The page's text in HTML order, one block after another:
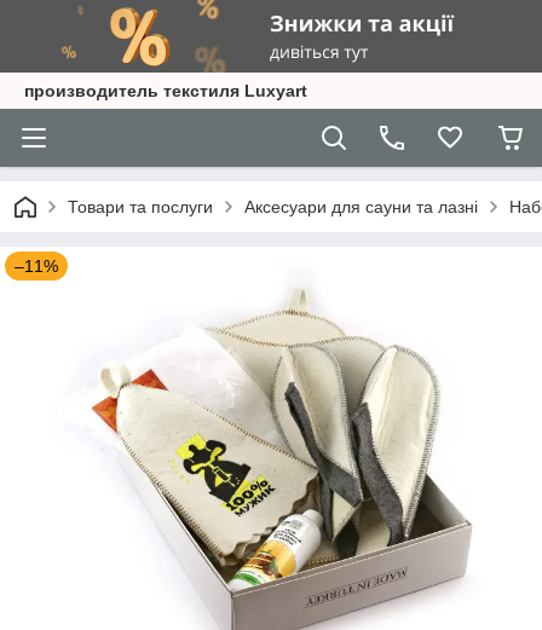
производитель текстиля Luxyart
Товари та послуги Аксесуари для сауни та лазні
–11%